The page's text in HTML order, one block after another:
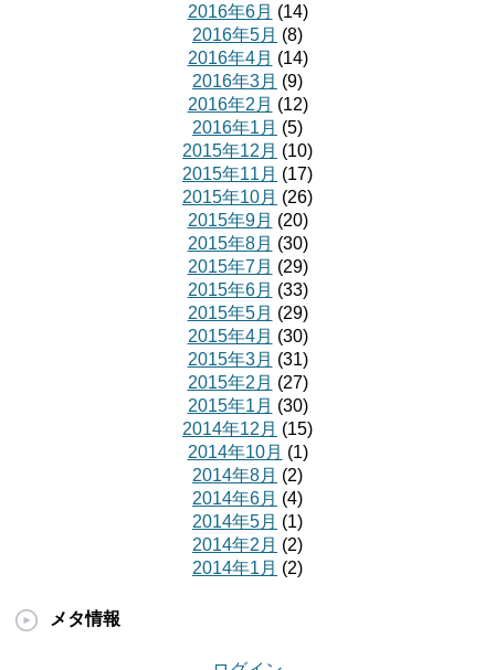
2016年6月 (14)
2016年5月 (8)
2016年4月 (14)
2016年3月 (9)
2016年2月 (12)
2016年1月 (5)
2015年12月 (10)
2015年11月 (17)
2015年10月 (26)
2015年9月 (20)
2015年8月 (30)
2015年7月 (29)
2015年6月 (33)
2015年5月 (29)
2015年4月 (30)
2015年3月 (31)
2015年2月 (27)
2015年1月 (30)
2014年12月 (15)
2014年10月 (1)
2014年8月 (2)
2014年6月 (4)
2014年5月 (1)
2014年2月 (2)
2014年1月 (2)
メタ情報